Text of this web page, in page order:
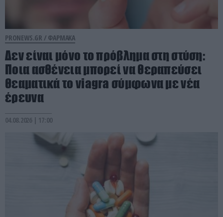
PRONEWS.GR / ΦΑΡΜΑΚΑ
Δεν είναι μόνο το πρόβλημα στη στύση:
Ποια ασθένεια μπορεί να θεραπεύσει
θεαματικά το viagra σύμφωνα με νέα
έρευνα
04.08.2026 | 17:00